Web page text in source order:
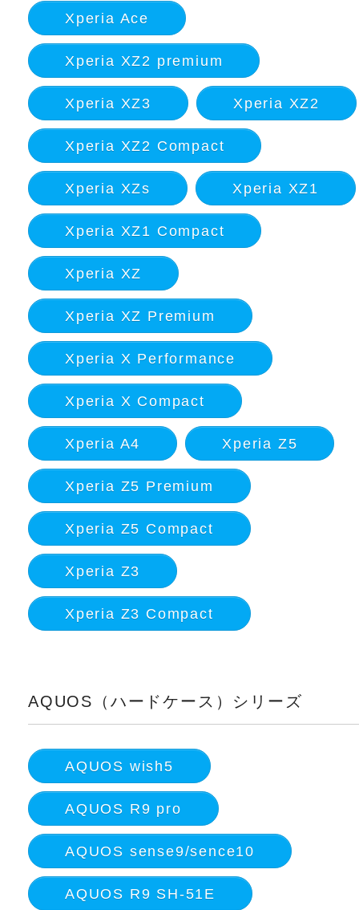
Xperia Ace
Xperia XZ2 premium
Xperia XZ3 Xperia XZ2
Xperia XZ2 Compact
Xperia XZs Xperia XZ1
Xperia XZ1 Compact
Xperia XZ
Xperia XZ Premium
Xperia X Performance
Xperia X Compact
Xperia A4 Xperia Z5
Xperia Z5 Premium
Xperia Z5 Compact
Xperia Z3
Xperia Z3 Compact
AQUOS（ハードケース）シリーズ
AQUOS wish5
AQUOS R9 pro
AQUOS sense9/sence10
AQUOS R9 SH-51E